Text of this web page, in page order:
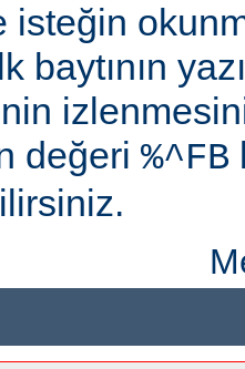
isteğin
baytının
izlenmesini
değeri %^FB